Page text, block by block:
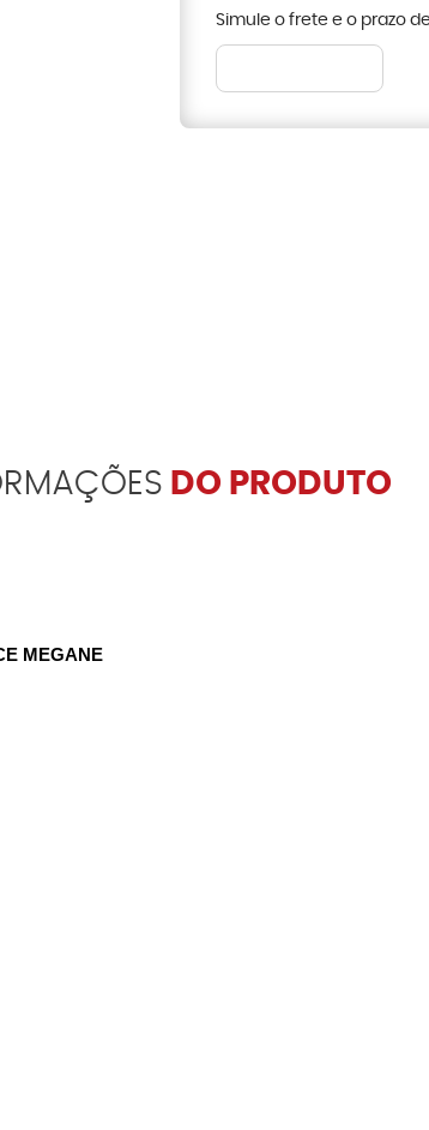
Simule o frete e o prazo
DO PRODUTO
MEGANE